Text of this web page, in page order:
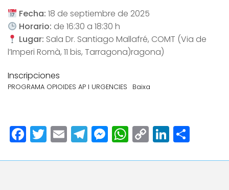
Fecha: 18 de septiembre de 2025
Horario: de 16:30 a 18:30 h
Lugar: Sala Dr. Santiago Mallafré, COMT (Via de
l’Imperi Romà, 11 bis, Tarragona)ragona)
Inscripciones
PROGRAMA OPIOIDES AP I URGENCIES Baixa
Facebook
Twitter
EmailTelegram
Messenger
WhatsApp
Copy
Link